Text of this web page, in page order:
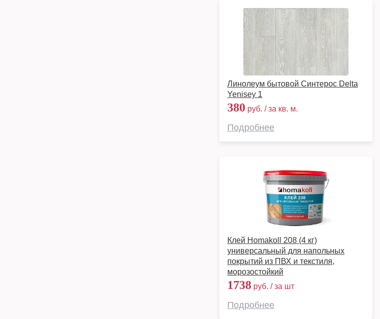
Линолеум бытовой Синтерос Delta
Yenisey 1
380 руб. / за кв. м.
Подробнее
Клей Homakoll 208 (4 кг)
универсальный для напольных
покрытий из ПВХ и текстиля,
морозостойкий
1738 руб. / за шт
Подробнее